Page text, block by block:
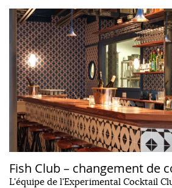
Fish Club – changement de
L'équipe de l'Experimental Cocktail